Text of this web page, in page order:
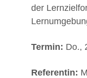
der
Termin: Do.,
Referentin: